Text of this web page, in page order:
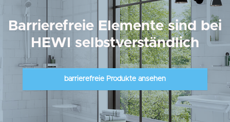
Barrierefreie Elemente sind bei
HEWI selbstverständlich
barrierefreie Produkte ansehen